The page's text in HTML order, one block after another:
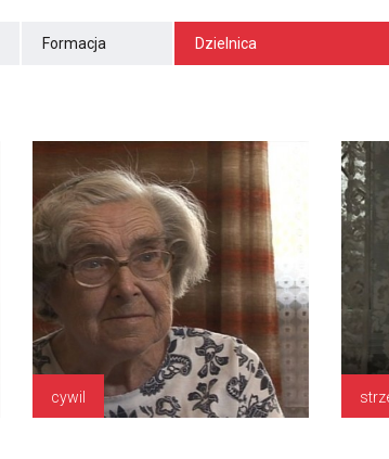
Formacja Dzielnica
cywil